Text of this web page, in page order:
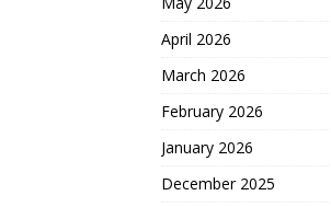
April 2026
March 2026
February 2026
January 2026
December 2025